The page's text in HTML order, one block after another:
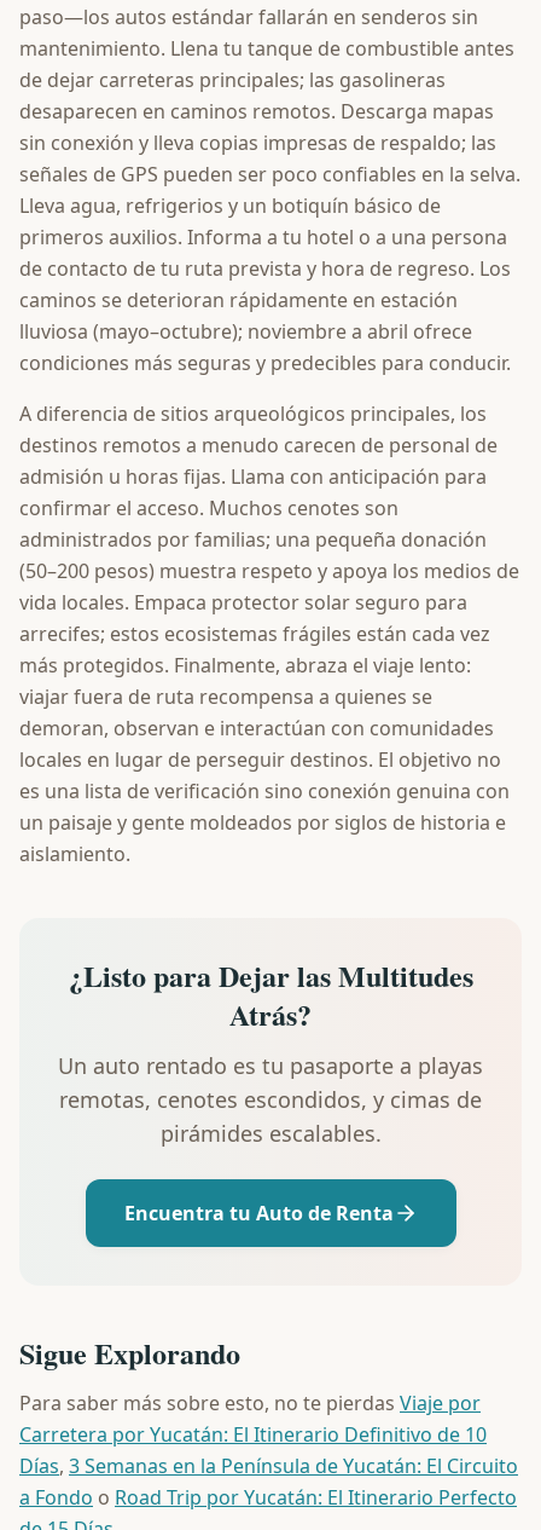
paso—los autos estándar fallarán en senderos sin
mantenimiento. Llena tu tanque de combustible antes
de dejar carreteras principales; las gasolineras
desaparecen en caminos remotos. Descarga mapas
sin conexión y lleva copias impresas de respaldo; las
señales de GPS pueden ser poco confiables en la selva.
Lleva agua, refrigerios y un botiquín básico de
primeros auxilios. Informa a tu hotel o a una persona
de contacto de tu ruta prevista y hora de regreso. Los
caminos se deterioran rápidamente en estación
lluviosa (mayo–octubre); noviembre a abril ofrece
condiciones más seguras y predecibles para conducir.
A diferencia de sitios arqueológicos principales, los
destinos remotos a menudo carecen de personal de
admisión u horas fijas. Llama con anticipación para
confirmar el acceso. Muchos cenotes son
administrados por familias; una pequeña donación
(50–200 pesos) muestra respeto y apoya los medios de
vida locales. Empaca protector solar seguro para
arrecifes; estos ecosistemas frágiles están cada vez
más protegidos. Finalmente, abraza el viaje lento:
viajar fuera de ruta recompensa a quienes se
demoran, observan e interactúan con comunidades
locales en lugar de perseguir destinos. El objetivo no
es una lista de verificación sino conexión genuina con
un paisaje y gente moldeados por siglos de historia e
aislamiento.
¿Listo para Dejar las Multitudes
Atrás?
Un auto rentado es tu pasaporte a playas
remotas, cenotes escondidos, y cimas de
pirámides escalables.
Encuentra tu Auto de Renta
Sigue Explorando
Para saber más sobre esto, no te pierdas Viaje por
Carretera por Yucatán: El Itinerario Definitivo de 10
Días, 3 Semanas en la Península de Yucatán: El Circuito
a Fondo o Road Trip por Yucatán: El Itinerario Perfecto